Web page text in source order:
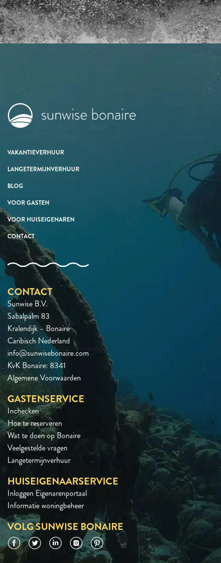
VAKANTIEVERHUUR
LANGETERMIJNVERHUUR
BLOG
VOOR GASTEN
VOOR HUISEIGENAREN
CONTACT
CONTACT
Sunwise B.V.
Sabalpalm 83
Kralendijk – Bonaire
Caribisch Nederland
info@sunwisebonaire.com
KvK Bonaire: 8341
Algemene Voorwaarden
GASTENSERVICE
Inchecken
Hoe te reserveren
Wat te doen op Bonaire
Veelgestelde vragen
Langetermijnverhuur
HUISEIGENAARSERVICE
Inloggen Eigenarenportaal
Informatie woningbeheer
VOLG SUNWISE BONAIRE